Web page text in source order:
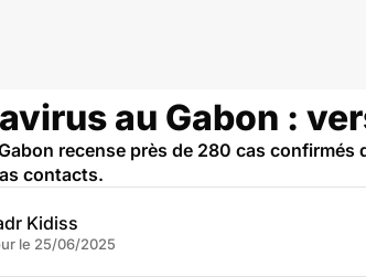
au Gabon :
recense près de 280 cas
contacts.
Kidiss
le 25/06/2025